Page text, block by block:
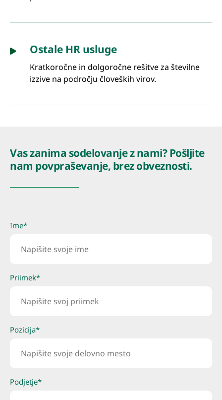
Ostale HR usluge
Kratkoročne in dolgoročne rešitve za številne
izzive na področju človeških virov.
Vas zanima sodelovanje z nami? Pošljite
nam povpraševanje, brez obveznosti.
Ime*
Priimek*
Pozicija*
Podjetje*